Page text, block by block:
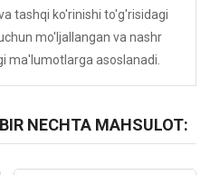
tashqi ko'rinishi to'g'risidagi
mo'ljallangan va nashr
ma'lumotlarga asoslanadi.
NECHTA MAHSULOT: